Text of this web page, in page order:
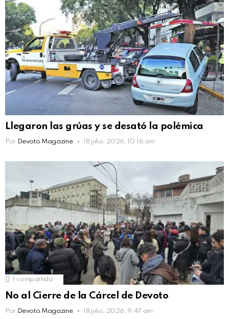
Llegaron las grúas y se desató la polémica
Por Devoto Magazine 18 julio, 2026, 10:16 am
1 compartido
No al Cierre de la Cárcel de Devoto
Por Devoto Magazine 18 julio, 2026, 9:47 am